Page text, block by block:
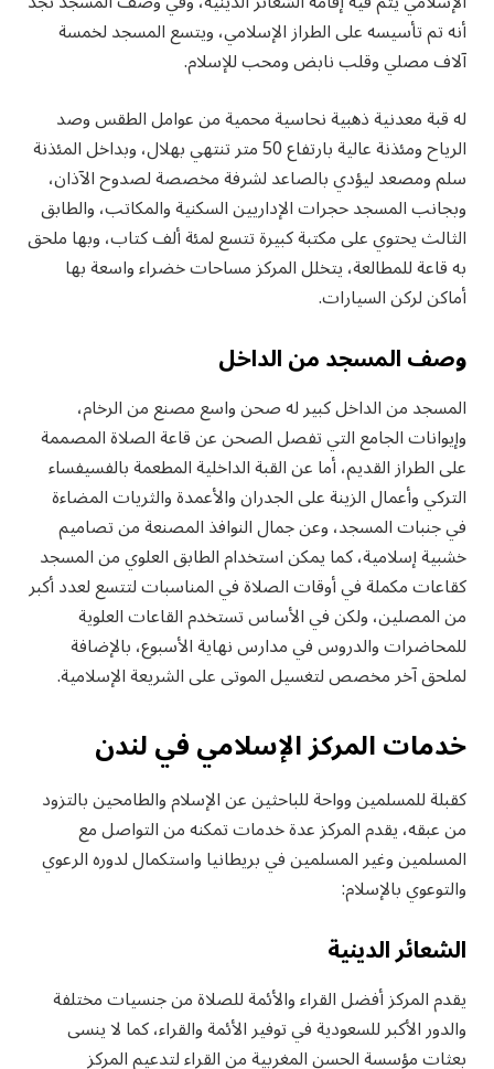
أنه تم تأسيسه على الطراز الإسلامي، ويتسع المسجد لخمسة
آلاف مصلي وقلب نابض ومحب للإسلام.
له قبة معدنية ذهبية نحاسية محمية من عوامل الطقس وصد
الرياح ومئذنة عالية بارتفاع 50 متر تنتهي بهلال، وبداخل المئذنة
سلم ومصعد ليؤدي بالصاعد لشرفة مخصصة لصدوح الآذان،
وبجانب المسجد حجرات الإداريين السكنية والمكاتب، والطابق
الثالث يحتوي على مكتبة كبيرة تتسع لمئة ألف كتاب، وبها ملحق
به قاعة للمطالعة، يتخلل المركز مساحات خضراء واسعة بها
أماكن لركن السيارات.
وصف المسجد من الداخل
المسجد من الداخل كبير له صحن واسع مصنع من الرخام،
وإيوانات الجامع التي تفصل الصحن عن قاعة الصلاة المصممة
على الطراز القديم، أما عن القبة الداخلية المطعمة بالفسيفساء
التركي وأعمال الزينة على الجدران والأعمدة والثريات المضاءة
في جنبات المسجد، وعن جمال النوافذ المصنعة من تصاميم
خشبية إسلامية، كما يمكن استخدام الطابق العلوي من المسجد
كقاعات مكملة في أوقات الصلاة في المناسبات لتتسع لعدد أكبر
من المصلين، ولكن في الأساس تستخدم القاعات العلوية
للمحاضرات والدروس في مدارس نهاية الأسبوع، بالإضافة
لملحق آخر مخصص لتغسيل الموتى على الشريعة الإسلامية.
خدمات المركز الإسلامي في لندن
كقبلة للمسلمين وواحة للباحثين عن الإسلام والطامحين بالتزود
من عبقه، يقدم المركز عدة خدمات تمكنه من التواصل مع
المسلمين وغير المسلمين في بريطانيا واستكمال لدوره الرعوي
والتوعوي بالإسلام:
الشعائر الدينية
يقدم المركز أفضل القراء والأئمة للصلاة من جنسيات مختلفة
والدور الأكبر للسعودية في توفير الأئمة والقراء، كما لا ينسى
بعثات مؤسسة الحسن المغربية من القراء لتدعيم المركز